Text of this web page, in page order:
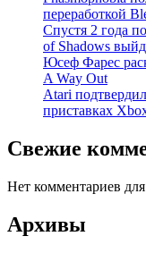
переработкой
Спустя 2 года
of Shadows
Юсеф Фарес
A Way Out
Atari
приставках
Свежие
Нет комментариев
Архивы